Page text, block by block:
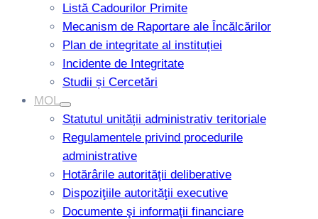
Listă Cadourilor Primite
Mecanism de Raportare ale Încălcărilor
Plan de integritate al instituției
Incidente de Integritate
Studii și Cercetări
MOL
Statutul unității administrativ teritoriale
Regulamentele privind procedurile
administrative
Hotărârile autorităţii deliberative
Dispoziţiile autorităţii executive
Documente şi informaţii financiare